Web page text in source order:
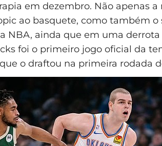
em dezembro. Não apenas a
ao basquete, como também
NBA, ainda que em uma derrota
foi o primeiro jogo oficial da
o draftou na primeira rodada